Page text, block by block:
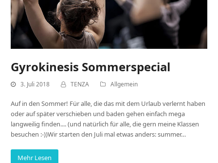
Gyrokinesis Sommerspecial
3. Juli 2018 TENZA Allgemein
Auf in den Sommer! Für alle, die das mit dem Urlaub verlernt haben
oder auf später verschieben und baden gehen einfach mega
langweilig finden.... (und natürlich für alle, die gern meine Klassen
besuchen :-))Wir starten den Juli mal etwas anders: summer…
Mehr Lesen